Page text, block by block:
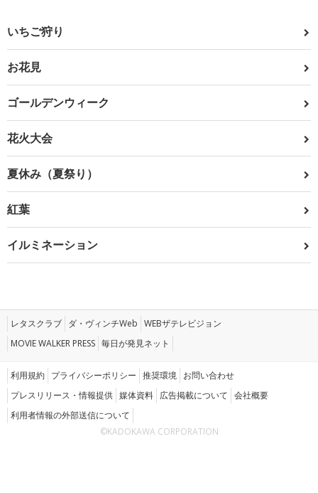
いちご狩り
お花見
ゴールデンウィーク
花火大会
夏休み（夏祭り）
紅葉
イルミネーション
レタスクラブ ダ・ヴィンチWeb WEBザテレビジョン
MOVIE WALKER PRESS 毎日が発見ネット
利用規約 プライバシーポリシー 推奨環境 お問い合わせ
プレスリリース・情報提供 媒体資料 広告掲載について 会社概要
利用者情報の外部送信について
©KADOKAWA CORPORATION